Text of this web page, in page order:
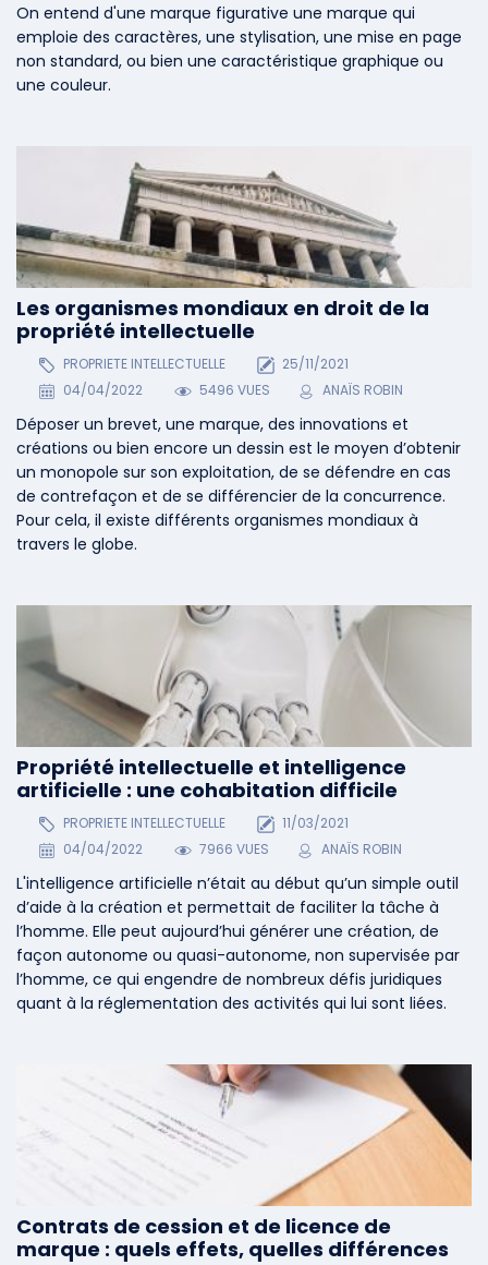
Contrats de cession et de licence de
marque : quels effets, quelles différences
Propriété intellectuelle et intelligence
artificielle : une cohabitation difficile
PROPRIETE INTELLECTUELLE
11/03/2021
04/04/2022
7966 VUES ANAÏS ROBIN
L'intelligence artificielle n’était au début qu’un simple outil
d’aide à la création et permettait de faciliter la tâche à
l’homme. Elle peut aujourd’hui générer une création, de
façon autonome ou quasi-autonome, non supervisée par
l’homme, ce qui engendre de nombreux défis juridiques
quant à la réglementation des activités qui lui sont liées.
Les organismes mondiaux en droit de la
propriété intellectuelle
PROPRIETE INTELLECTUELLE
25/11/2021
04/04/2022
5496 VUES ANAÏS ROBIN
Déposer un brevet, une marque, des innovations et
créations ou bien encore un dessin est le moyen d’obtenir
un monopole sur son exploitation, de se défendre en cas
de contrefaçon et de se différencier de la concurrence.
Pour cela, il existe différents organismes mondiaux à
travers le globe.
On entend d'une marque figurative une marque qui
emploie des caractères, une stylisation, une mise en page
non standard, ou bien une caractéristique graphique ou
une couleur.